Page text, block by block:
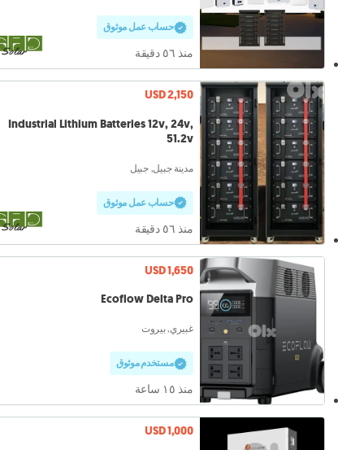
حساب عمل موثوق
منذ ٥٦ دقيقة
USD 2,150
Industrial Lithium Batteries 12v, 24v,
51.2v
مدينة جبيل, جبيل
حساب عمل موثوق
منذ ٥٦ دقيقة
USD 1,650
Ecoflow Delta Pro
غبيري, بيروت
مستخدم موثوق
منذ ١٥ ساعة
USD 1,000